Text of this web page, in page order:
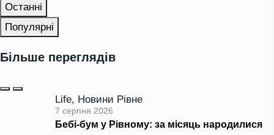
Останні
Популярні
Більше переглядів
Life, Новини Рівне
7 серпня 2026
Бебі-бум у Рівному: за місяць народилися